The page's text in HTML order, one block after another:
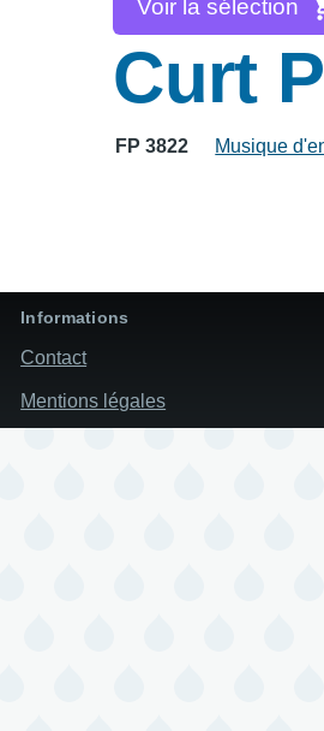
Voir la sélection
Curt
FP 3822 Musique
Informations
Contact
Mentions légales